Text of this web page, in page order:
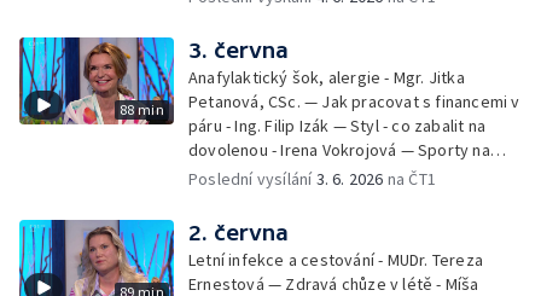
Jírová — Patrik Eliáš — Sladké recepty na
léto - Míša Sedláčková
88 min
3. června
Anafylaktický šok, alergie - Mgr. Jitka
Petanová, CSc. — Jak pracovat s financemi v
páru - Ing. Filip Izák — Styl - co zabalit na
dovolenou - Irena Vokrojová — Sporty na
léto - paddleboard — Alžběta Jungrová —
Heřmánková, Zdeněk Žák, Josef Vrána
Poslední vysílání3. 6. 2026 na ČT1
89 min
2. června
Letní infekce a cestování - MUDr. Tereza
Ernestová — Zdravá chůze v létě - Míša